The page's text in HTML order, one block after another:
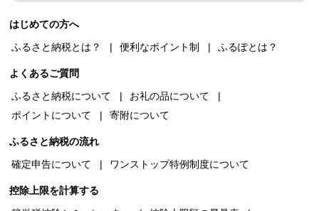
はじめての方へ
ふるさと納税とは？
便利なポイント制 ふるぽとは？
よくあるご質問
ふるさと納税について
お礼の品について
ポイントについて
寄附について
ふるさと納税の流れ
確定申告について
ワンストップ特例制度について
控除上限を計算する